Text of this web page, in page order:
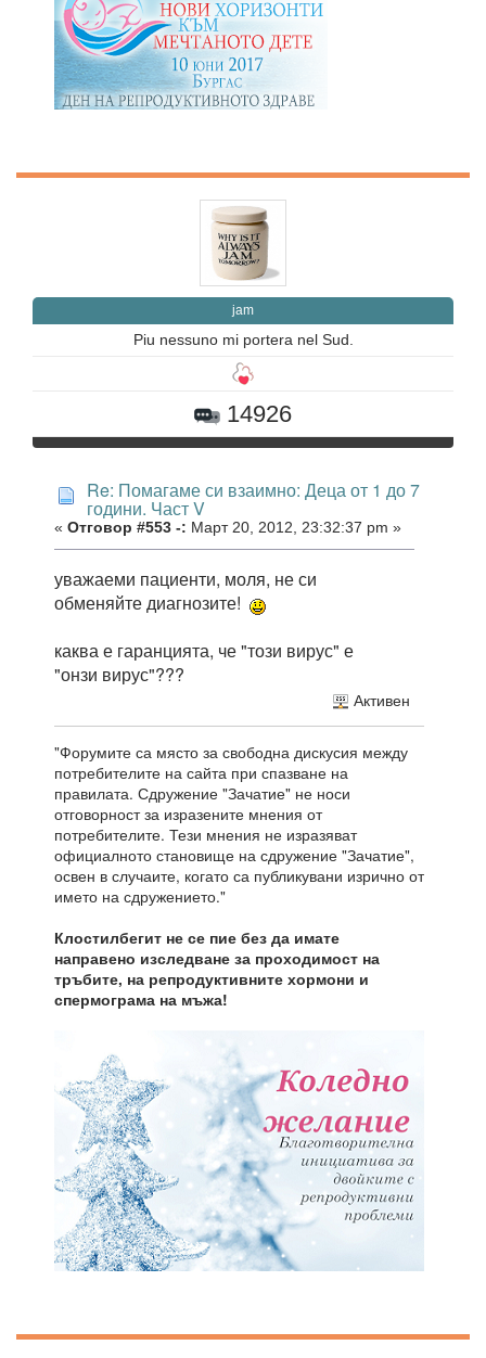
jam
Piu nessuno mi portera nel Sud.
14926
Re: Помагаме си взаимно: Деца от 1 до 7
години. Част V
« Отговор #553 -: Март 20, 2012, 23:32:37 pm »
уважаеми пациенти, моля, не си
обменяйте диагнозите!
каква е гаранцията, че "този вирус" е
"онзи вирус"???
Активен
"Форумите са място за свободна дискусия между
потребителите на сайта при спазване на
правилата. Сдружение "Зачатие" не носи
отговорност за изразените мнения от
потребителите. Тези мнения не изразяват
официалното становище на сдружение "Зачатие",
освен в случаите, когато са публикувани изрично от
името на сдружението."
Клостилбегит не се пие без да имате
направено изследване за проходимост на
тръбите, на репродуктивните хормони и
спермограма на мъжа!